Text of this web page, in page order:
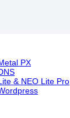
PX
& NEO Lite Pro